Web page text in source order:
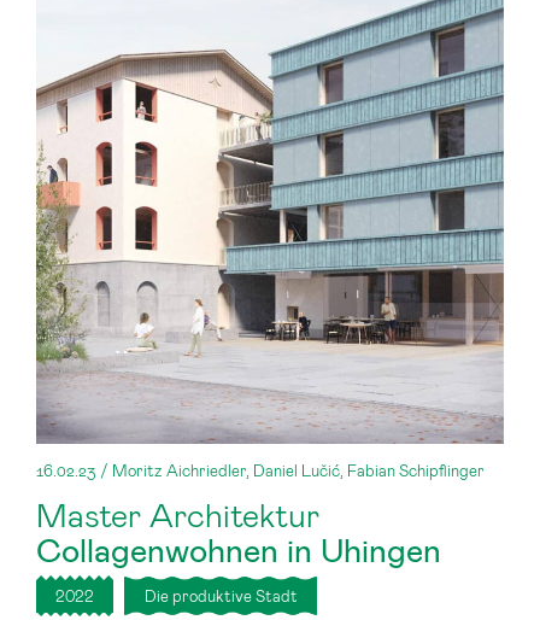
16.02.23 / Moritz Aichriedler, Daniel Lučić, Fabian Schipflinger
Master Architektur
Collagenwohnen in Uhingen
2022 Die produktive Stadt